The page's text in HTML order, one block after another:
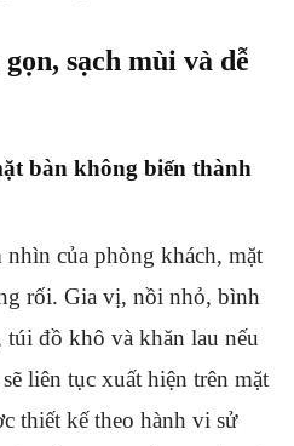
sạch mùi và dễ
bàn không biến thành
của phòng khách, mặt
rối. Gia vị, nồi nhỏ, bình
đồ khô và khăn lau nếu
liên tục xuất hiện trên mặt
thiết kế theo hành vi sử